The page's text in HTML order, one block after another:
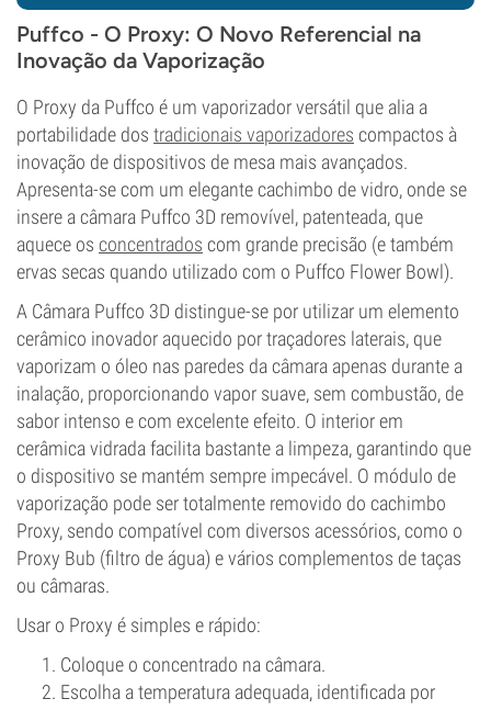
Puffco - O Proxy: O Novo Referencial na
Inovação da Vaporização
O Proxy da Puffco é um vaporizador versátil que alia a
portabilidade dos tradicionais vaporizadores compactos à
inovação de dispositivos de mesa mais avançados.
Apresenta-se com um elegante cachimbo de vidro, onde se
insere a câmara Puffco 3D removível, patenteada, que
aquece os concentrados com grande precisão (e também
ervas secas quando utilizado com o Puffco Flower Bowl).
A Câmara Puffco 3D distingue-se por utilizar um elemento
cerâmico inovador aquecido por traçadores laterais, que
vaporizam o óleo nas paredes da câmara apenas durante a
inalação, proporcionando vapor suave, sem combustão, de
sabor intenso e com excelente efeito. O interior em
cerâmica vidrada facilita bastante a limpeza, garantindo que
o dispositivo se mantém sempre impecável. O módulo de
vaporização pode ser totalmente removido do cachimbo
Proxy, sendo compatível com diversos acessórios, como o
Proxy Bub (filtro de água) e vários complementos de taças
ou câmaras.
Usar o Proxy é simples e rápido:
Coloque o concentrado na câmara.
Escolha a temperatura adequada, identificada por